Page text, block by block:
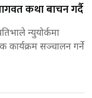
कथा बाचन गर्दै
न्युयोर्कमा
कार्यक्रम सञ्चालन गर्ने